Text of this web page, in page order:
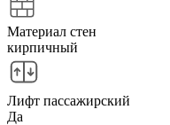
Материал стен
кирпичный
Лифт пассажирский
Да